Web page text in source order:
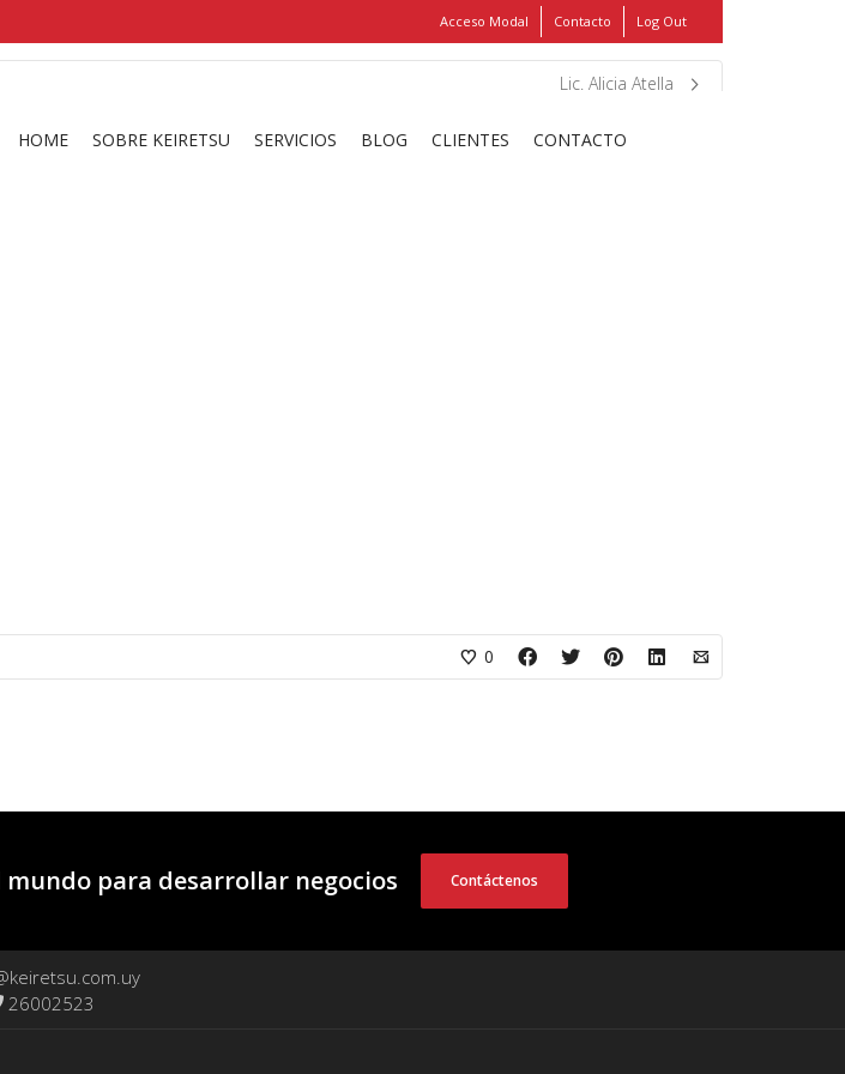
that cost between £ . Show
FIND MY ITEMS!
Acceso Modal Contacto Log Out
HOME SOBRE KEIRETSU SERVICIOS BLOG CLIENTES CONTACTO
Lic. Alicia Atella
0
para desarrollar negocios Contáctenos
26002523